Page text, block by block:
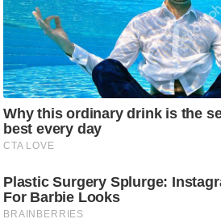
लू
नु
स्खे
प
र्य
ट
न
ल
फि